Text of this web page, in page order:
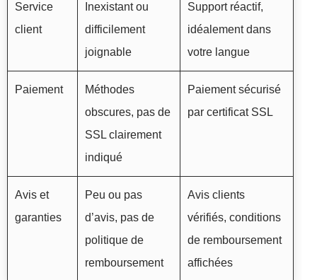
Service
client
Inexistant ou
difficilement
joignable
Support réactif,
idéalement dans
votre langue
Paiement
Méthodes
obscures, pas de
SSL clairement
indiqué
Paiement sécurisé
par certificat SSL
Avis et
garanties
Peu ou pas
d’avis, pas de
politique de
remboursement
Avis clients
vérifiés, conditions
de remboursement
affichées